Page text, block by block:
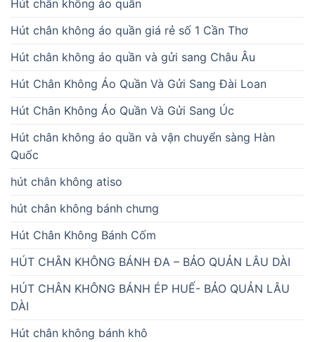
Hút chân không áo quần
Hút chân không áo quần giá rẻ số 1 Cần Thơ
Hút chân không áo quần và gửi sang Châu Âu
Hút Chân Không Áo Quần Và Gửi Sang Đài Loan
Hút Chân Không Áo Quần Và Gửi Sang Úc
Hút chân không áo quần và vận chuyển sàng Hàn
Quốc
hút chân không atiso
hút chân không bánh chưng
Hút Chân Không Bánh Cốm
HÚT CHÂN KHÔNG BÁNH ĐA – BẢO QUẢN LÂU DÀI
HÚT CHÂN KHÔNG BÁNH ÉP HUẾ- BẢO QUẢN LÂU
DÀI
Hút chân không bánh khô